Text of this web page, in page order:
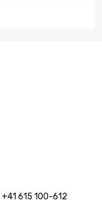
+41 615 100-612